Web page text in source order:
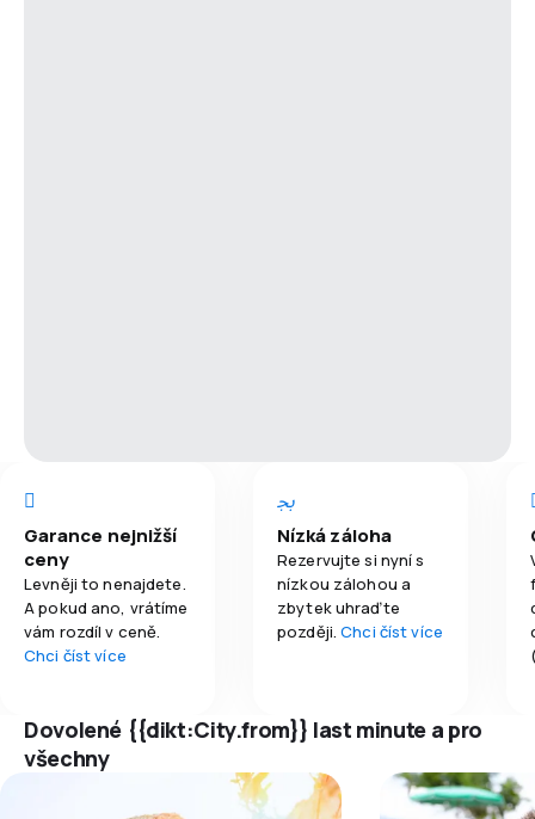
Garance nejnižší
ceny
Levněji to nenajdete.
A pokud ano, vrátíme
vám rozdíl v ceně.
Chci číst více
Nízká záloha
Rezervujte si nyní s
nízkou zálohou a
zbytek uhraďte
později.Chci číst více
Dovolené {{dikt:City.from}} last minute a pro
všechny